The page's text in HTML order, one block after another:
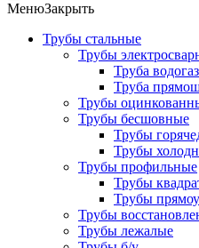
МенюЗакрыть
Трубы стальные
Трубы
Труба
Труба
Трубы
Трубы бесшовные
Трубы
Трубы
Трубы профильные
Трубы
Трубы
Трубы
Трубы лежалые